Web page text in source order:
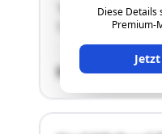
Diese Details
Premium-
"Gemeinschaftliche
SCHÄTZWERT